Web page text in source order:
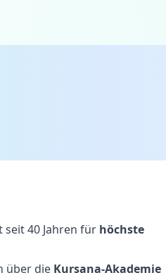
40 Jahren für höchste
über die Kursana-Akademie